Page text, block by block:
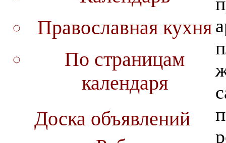
Православная кухня
По страницам
календаря
Доска объявлений